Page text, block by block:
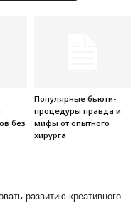
без
Популярные бьюти-
процедуры правда и
мифы от опытного
хирурга
развитию креативного